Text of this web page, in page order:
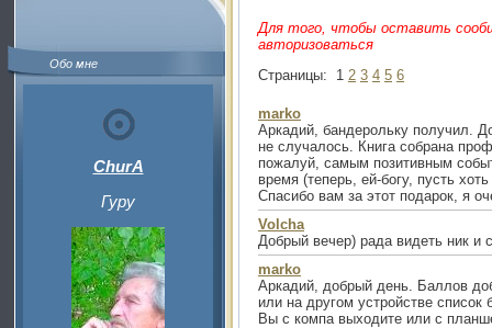
Обо мне
ChurA
Гуру
Для того, чтобы оставить
авторизоваться
Страницы: 1 2 3 4 5 6
marko
Аркадий, бандерольку получил.
не случалось. Книга собрана
пожалуй, самым позитивным
время (теперь, ей-богу, пусть
Спасибо вам за этот подарок, я
Volcha
Добрый вечер) рада видеть ник и
marko
Аркадий, добрый день. Баллов
или на другом устройстве
Вы с компа выходите или с